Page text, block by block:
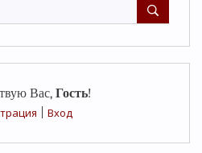
Вас, Гость!
Вход